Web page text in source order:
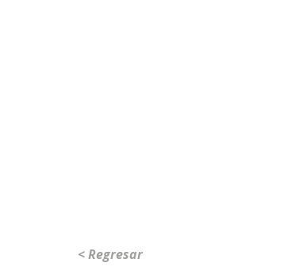
< Regresar